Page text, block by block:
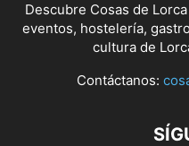
Descubre Cosas de
eventos, hostelería,
cultura de
Contáctanos: